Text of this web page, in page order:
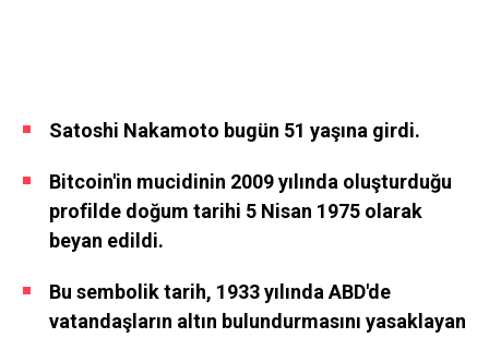
Satoshi Nakamoto bugün 51 yaşına girdi.
Bitcoin'in mucidinin 2009 yılında oluşturduğu
profilde doğum tarihi 5 Nisan 1975 olarak
beyan edildi.
Bu sembolik tarih, 1933 yılında ABD'de
vatandaşların altın bulundurmasını yasaklayan